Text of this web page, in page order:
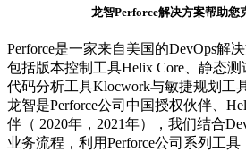
龙智Perforce解决方案帮助您
Perforce是一家来自美国的DevOps解
包括版本控制工具Helix Core、静态
代码分析工具Klocwork与敏捷规划工具
龙智是Perforce公司中国授权伙伴、
伴（ 2020年，2021年），我们结合
业务流程，利用Perforce公司系列工